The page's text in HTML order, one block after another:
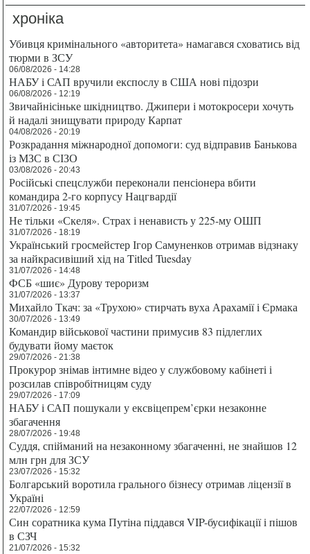
хроніка
Убивця кримінального «авторитета» намагався сховатись від
тюрми в ЗСУ
06/08/2026 - 14:28
НАБУ і САП вручили експослу в США нові підозри
06/08/2026 - 12:19
Звичайнісіньке шкідництво. Джипери і мотокросери хочуть
й надалі знищувати природу Карпат
04/08/2026 - 20:19
Розкрадання міжнародної допомоги: суд відправив Банькова
із МЗС в СІЗО
03/08/2026 - 20:43
Російські спецслужби переконали пенсіонера вбити
командира 2-го корпусу Нацгвардії
31/07/2026 - 19:45
Не тільки «Скеля». Страх і ненависть у 225-му ОШП
31/07/2026 - 18:19
Український гросмейстер Ігор Самуненков отримав відзнаку
за найкрасивіший хід на Titled Tuesday
31/07/2026 - 14:48
ФСБ «шиє» Дурову тероризм
31/07/2026 - 13:37
Михайло Ткач: за «Трухою» стирчать вуха Арахамії і Єрмака
30/07/2026 - 13:49
Командир військової частини примусив 83 підлеглих
будувати йому маєток
29/07/2026 - 21:38
Прокурор знімав інтимне відео у службовому кабінеті і
розсилав співробітницям суду
29/07/2026 - 17:09
НАБУ і САП пошукали у ексвіцепрем’єрки незаконне
збагачення
28/07/2026 - 19:48
Суддя, спійманий на незаконному збагаченні, не знайшов 12
млн грн для ЗСУ
23/07/2026 - 15:32
Болгарський воротила грального бізнесу отримав ліцензії в
Україні
22/07/2026 - 12:59
Син соратника кума Путіна піддався VIP-бусифікації і пішов
в СЗЧ
21/07/2026 - 15:32